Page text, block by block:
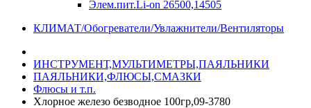
Элем.пит.Li-on 26500,14505
КЛИМАТ/Обогреватели/Увлажнители/Вентиляторы
ИНСТРУМЕНТ,МУЛЬТИМЕТРЫ,ПАЯЛЬНИКИ
ПАЯЛЬНИКИ,ФЛЮСЫ,СМАЗКИ
Флюсы и т.п.
Хлорное железо безводное 100гр,09-3780